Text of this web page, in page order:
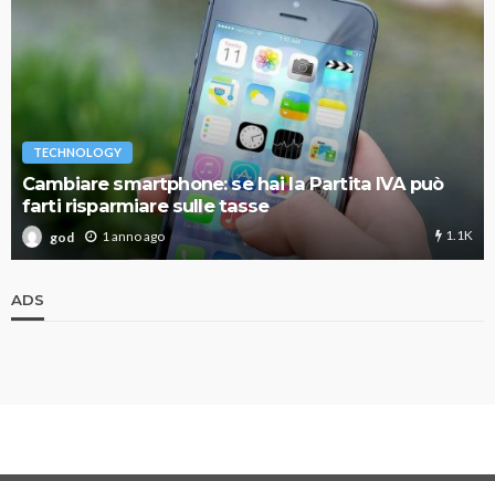
TECHNOLOGY
Cambiare smartphone: se hai la Partita IVA può
farti risparmiare sulle tasse
god 1 anno ago 1.1K
ADS